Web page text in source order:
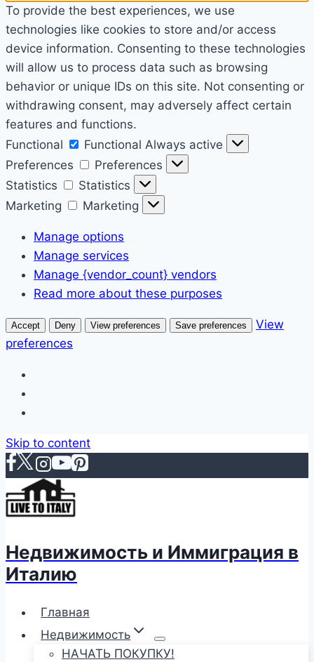
To provide the best experiences, we use
technologies like cookies to store and/or access
device information. Consenting to these technologies
will allow us to process data such as browsing
behavior or unique IDs on this site. Not consenting or
withdrawing consent, may adversely affect certain
features and functions.
Functional
Functional Always active
Preferences
Preferences
Statistics
Statistics
Marketing
Marketing
Manage options
Manage services
Manage {vendor_count} vendors
Read more about these purposes
Accept Deny View preferences Save preferences
View
preferences
Skip to content
Недвижимость и Иммиграция в
Италию
Главная
Недвижимость
НАЧАТЬ ПОКУПКУ!